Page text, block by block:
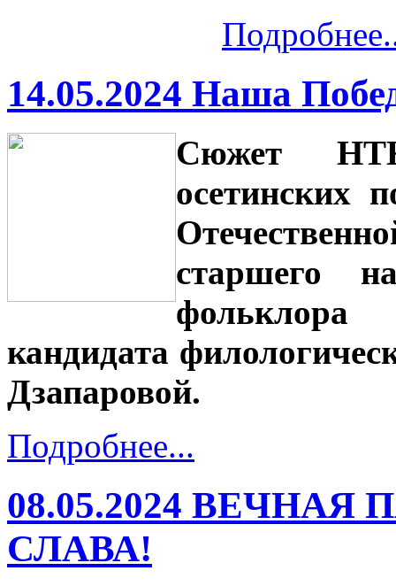
14.05.2024 Наша
Сюжет
осетинских
старшего
кандидата
Дзапаровой.
Подробнее...
08.05.2024
СЛАВА!